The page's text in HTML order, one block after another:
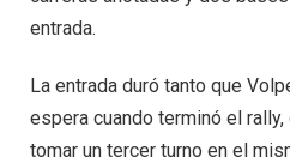
entrada.
La entrada duró tanto que
espera cuando terminó el
tomar un tercer turno en el